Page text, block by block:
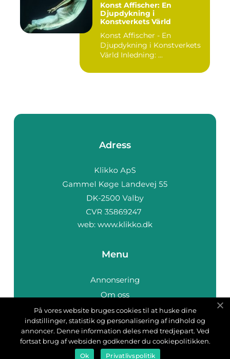
Konst Affischer: En
Djupdykning i
Konstverkets Värld
Konst Affischer - En
Djupdykning i Konstverkets
Värld Inledning: ...
Adress
web: www.klikko.dk
Menu
Annonsering
Om oss
Cookies
Kontakta oss
Sitemap
På vores website bruges cookies til at huske dine
indstillinger, statistik og personalisering af indhold og
annoncer. Denne information deles med tredjepart. Ved
fortsat brug af websiden godkender du cookiepolitikken.
Ok Privatlivspolitik